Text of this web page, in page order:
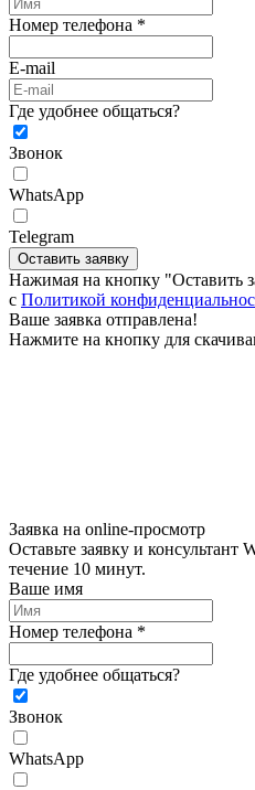
Номер телефона *
E-mail
Где удобнее общаться?
Звонок
WhatsApp
Telegram
Оставить заявку
Нажимая на кнопку "Оставить
c Политикой
Ваше заявка отправлена!
Нажмите на кнопку для
Заявка на online-просмотр
Оставьте заявку и
течение 10 минут.
Ваше имя
Номер телефона *
Где удобнее общаться?
Звонок
WhatsApp